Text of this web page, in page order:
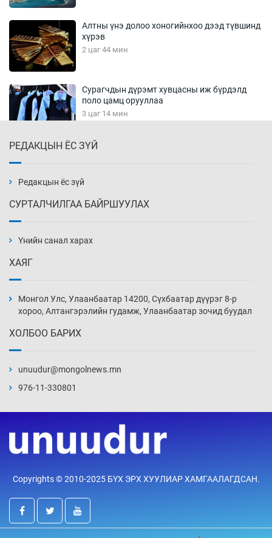
Алтны үнэ долоо хоногийнхоо дээд түвшинд
хүрэв
2 цаг 44 мин
Сурагчдын дүрэмт хувцасны иж бүрдэлд
поло цамц орууллаа
3 цаг 14 мин
3 цаг 44 мин
4 цаг 14 мин
4 цаг 44 мин
дарамтад оров
20 цаг 44 мин
баржээ
21 цаг 14 мин
РЕДАКЦЫН ЁС ЗҮЙ
Редакцын ёс зүй
СУРТАЛЧИЛГАА БАЙРШУУЛАХ
Үнийн санал харах
ХАЯГ
Монгол Улс, Улаанбаатар 14200, Сүхбаатар дүүрэг 8-р
хороо, Алтангэрэлийн гудамж, Улаанбаатар зочид буудал
ХОЛБОО БАРИХ
unuudur@mongolnews.mn
976-11-330801
Copyrights © 2010-2025 БҮХ ЭРХ ХУУЛИАР ХАМГААЛАГДСАН.